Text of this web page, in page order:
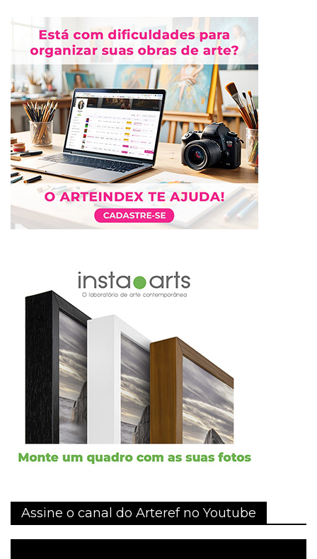
Assine o canal do Arteref no Youtube